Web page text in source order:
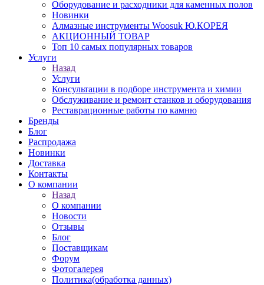
Оборудование и расходники для каменных полов
Новинки
Алмазные инструменты Woosuk Ю.КОРЕЯ
АКЦИОННЫЙ ТОВАР
Топ 10 самых популярных товаров
Услуги
Назад
Услуги
Консультации в подборе инструмента и химии
Обслуживание и ремонт станков и оборудования
Реставрационные работы по камню
Бренды
Блог
Распродажа
Новинки
Доставка
Контакты
О компании
Назад
О компании
Новости
Отзывы
Блог
Поставщикам
Форум
Фотогалерея
Политика(обработка данных)